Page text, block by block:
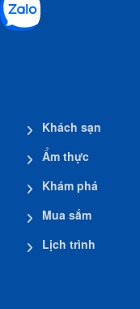
Khách sạn
Ẩm thực
Khám phá
Mua sắm
Lịch trình